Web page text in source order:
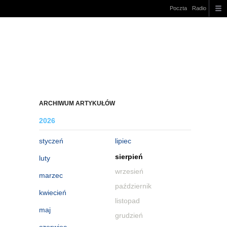
Poczta Radio
ARCHIWUM ARTYKUŁÓW
2026
styczeń
luty
marzec
kwiecień
maj
lipiec
sierpień
wrzesień
październik
listopad
grudzień